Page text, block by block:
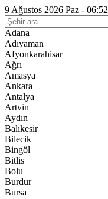
9 Ağustos 2026 Paz - 06:52
Adana
Adıyaman
Afyonkarahisar
Ağrı
Amasya
Ankara
Antalya
Artvin
Aydın
Balıkesir
Bilecik
Bingöl
Bitlis
Bolu
Burdur
Bursa